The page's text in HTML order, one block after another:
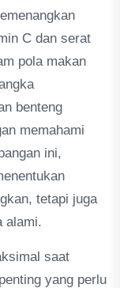
C dan serat
pola makan
benteng
memahami
ini,
tetapi juga
alami.
saat
yang perlu